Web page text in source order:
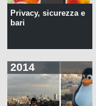
Privacy, sicurezza e
bari
2014